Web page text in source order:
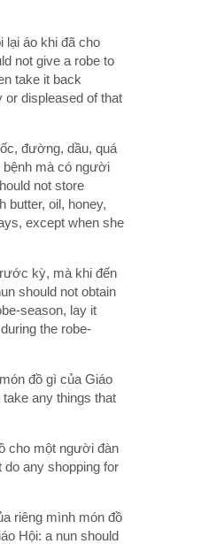
lại áo khi đã cho
not give a robe to
take it back
or displeased of that
đường, dầu, quá
bệnh mà có người
not store
butter, oil, honey,
except when she
kỳ, mà khi đến
should not obtain
season, lay it
the robe-
đồ gì của Giáo
take any things that
cho một người đàn
do any shopping for
riêng mình món đồ
Hội: a nun should